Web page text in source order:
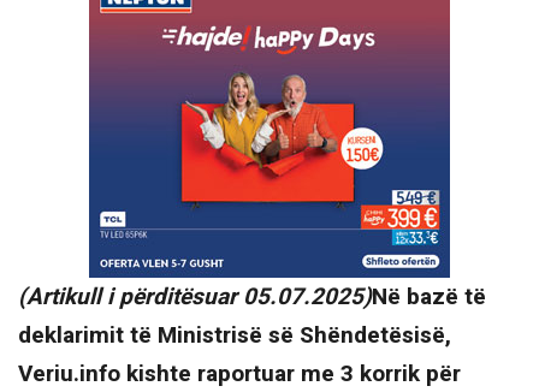
(Artikull i përditësuar 05.07.2025)Në bazë të
deklarimit të Ministrisë së Shëndetësisë,
Veriu.info kishte raportuar me 3 korrik për